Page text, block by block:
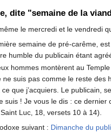
dite "semaine de la
le mercredi et le vendredi
semaine de pré-carême,
humble du publicain étant
hommes montèrent au
suis pas comme le reste
que j’acquiers. Le publicain,
! Je vous le dis : ce
Luc, 18, versets 10 à 14).
suivant : Dimanche du